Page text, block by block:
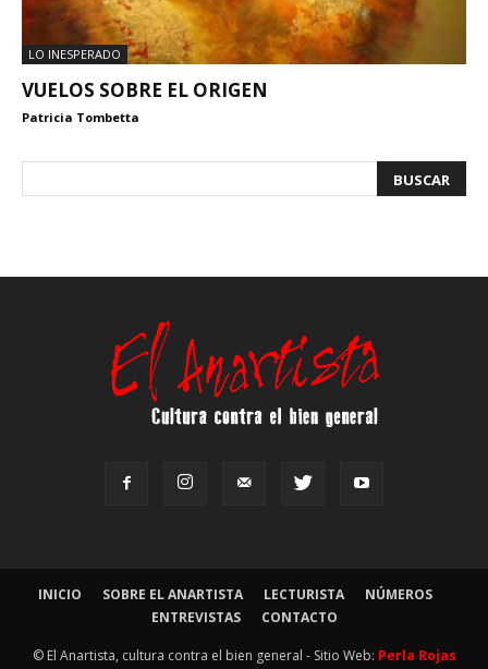
LO INESPERADO
VUELOS SOBRE EL ORIGEN
Patricia Tombetta
INICIO SOBRE EL ANARTISTA LECTURISTA
NÚMEROS
ENTREVISTAS
CONTACTO
© El Anartista, cultura contra el bien general - Sitio Web: Perla Rojas